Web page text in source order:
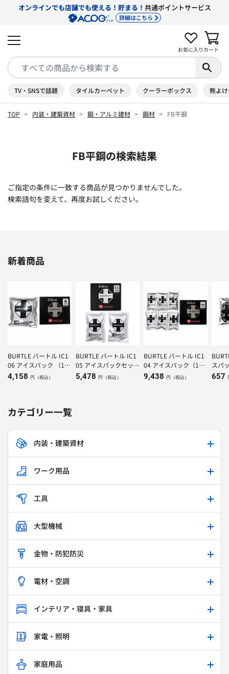
オンラインでも店舗でも使える！貯まる！ 共通ポイントサービス
詳細はこちら
お気に入り カート
TV・SNSで話題 タイルカーペット クーラーボックス 熊よ
TOP 内装・建築資材 鋼・アルミ建材 鋼材 FB平鋼
FB平鋼の検索結果
ご指定の条件に一致する商品が見つかりませんでした。
検索語句を変えて、再度お試しください。
新着商品
BURTLE バートル IC1
06 アイスパック （1K
g）×1個
4,158 円（税込）
BURTLE バートル IC1
05 アイスパックセット
（500g）×２個
5,478 円（税込）
BURTLE バートル IC1
04 アイスパック（150
g）×6個
9,438 円（税込）
スパ
657
カテゴリー一覧
内装・建築資材
ワーク用品
工具
大型機械
金物・防犯防災
電材・空調
インテリア・寝具・家具
家電・照明
家庭用品